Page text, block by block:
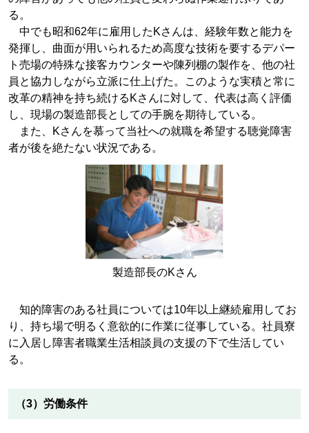
る。
中でも昭和62年に雇用したKさんは、経験年数と能力を
発揮し、曲面が用いられるため高度な技術を要するデパー
ト売場の特殊な接客カウンターや陳列棚の製作を、他の社
員と協力しながら立派に仕上げた。このような実積と常に
改革の精神を持ち続けるKさんに対して、代表は高く評価
し、現場の製造部長としての手腕を期待している。
また、Kさんを慕って当社への就職を希望する聴覚障害
者が後を絶たない状況である。
製造部長のKさん
知的障害のある社員については10年以上継続雇用してお
り、持ち場で明るく意欲的に作業に従事している。社員寮
に入居し障害者職業生活相談員の支援の下で生活してい
る。
（3）労働条件